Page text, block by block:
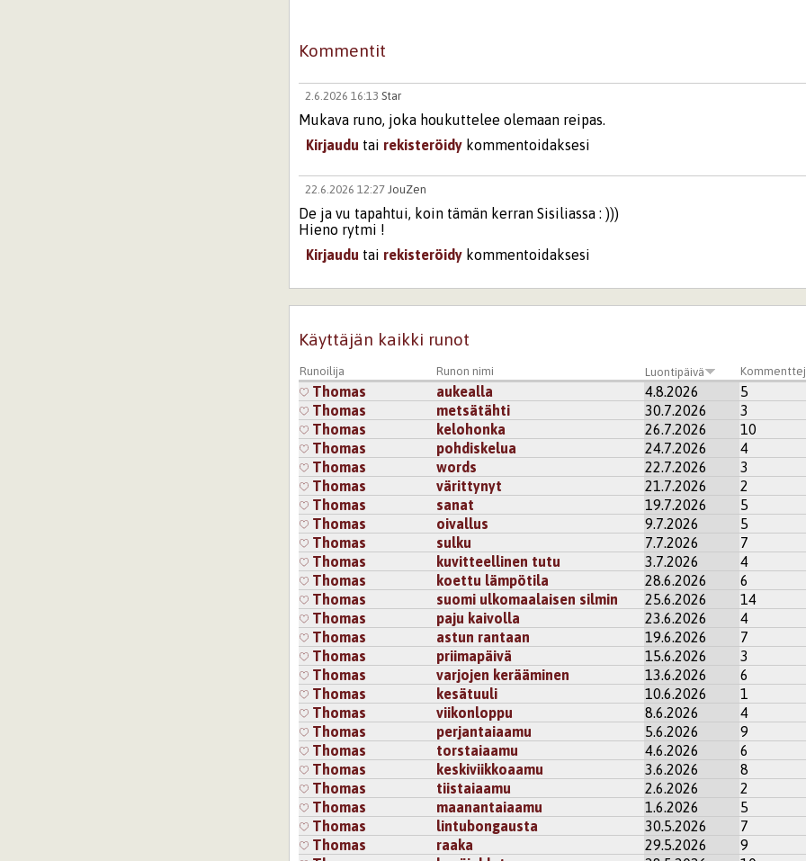
Kommentit
2.6.2026 16:13 Star
Mukava runo, joka houkuttelee olemaan reipas.
Kirjaudu tai rekisteröidy kommentoidaksesi
22.6.2026 12:27 JouZen
De ja vu tapahtui, koin tämän kerran Sisiliassa : )))
Hieno rytmi !
Kirjaudu tai rekisteröidy kommentoidaksesi
Käyttäjän kaikki runot
Runoilija Runon nimi Luontipäivä
Thomas aukealla 4.8.2026
5
Thomas
metsätähti 30.7.2026
3
Thomas
kelohonka 26.7.2026
10
Thomas
pohdiskelua 24.7.2026
4
Thomas
words 22.7.2026
3
Thomas
värittynyt 21.7.2026
2
Thomas
sanat 19.7.2026
5
Thomas
oivallus 9.7.2026
5
Thomas
sulku 7.7.2026
7
Thomas
kuvitteellinen tutu 3.7.2026
4
Thomas
koettu lämpötila 28.6.2026
6
Thomas
suomi ulkomaalaisen silmin 25.6.2026
14
Thomas
paju kaivolla 23.6.2026
4
Thomas
astun rantaan 19.6.2026
7
Thomas
priimapäivä 15.6.2026
3
Thomas
varjojen kerääminen 13.6.2026
6
Thomas
kesätuuli 10.6.2026
1
Thomas
viikonloppu 8.6.2026
4
Thomas
perjantaiaamu 5.6.2026
9
Thomas
torstaiaamu 4.6.2026
6
Thomas
keskiviikkoaamu 3.6.2026
8
Thomas
tiistaiaamu 2.6.2026
2
Thomas
maanantaiaamu 1.6.2026
5
Thomas
lintubongausta 30.5.2026
7
Thomas
raaka 29.5.2026
9